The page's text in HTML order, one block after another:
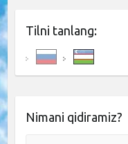
Tilni tanlang:
Nimani qidiramiz?